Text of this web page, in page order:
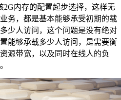
2G内存的配置起步选择，这样无
务，都是基本能够承受初期的载
少人访问，这个问题是没有绝对
能够承载多少人访问，是需要衡
源带宽，以及同时在线人的负